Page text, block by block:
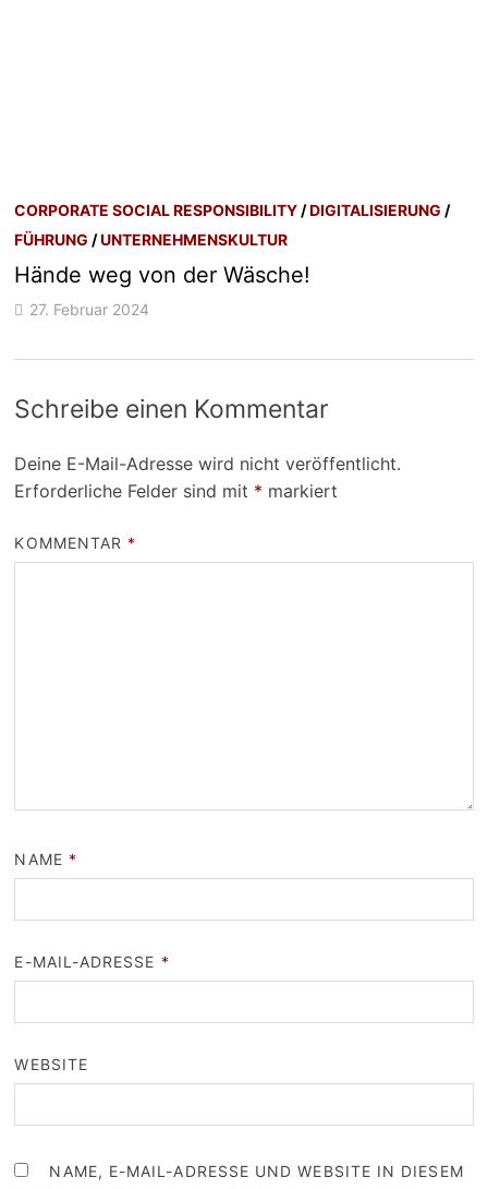
CORPORATE SOCIAL RESPONSIBILITY /DIGITALISIERUNG /
FÜHRUNG /UNTERNEHMENSKULTUR
Hände weg von der Wäsche!
27. Februar 2024
Schreibe einen Kommentar
Deine E-Mail-Adresse wird nicht veröffentlicht.
Erforderliche Felder sind mit * markiert
KOMMENTAR *
NAME *
E-MAIL-ADRESSE *
WEBSITE
NAME, E-MAIL-ADRESSE UND WEBSITE IN DIESEM